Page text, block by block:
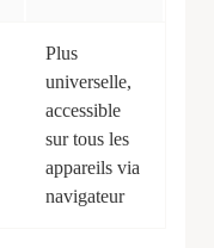
Plus
universelle,
accessible
sur tous les
appareils via
navigateur